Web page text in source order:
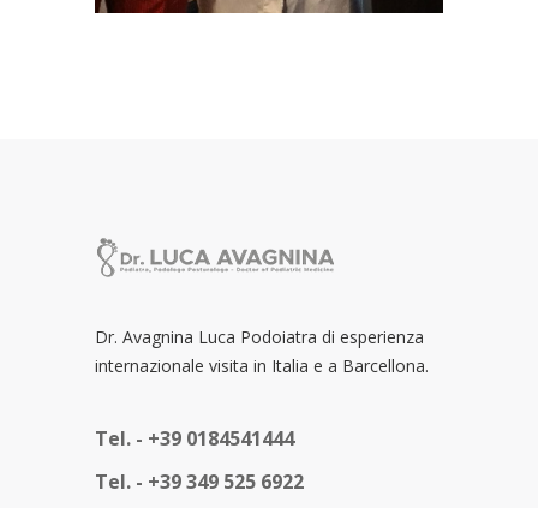
Dr. Avagnina Luca Podoiatra di esperienza
internazionale visita in Italia e a Barcellona.
Tel. - +39 0184541444
Tel. - +39 349 525 6922